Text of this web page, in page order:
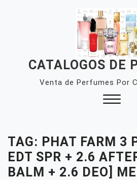
CATALOGOS DE
Venta de Perfumes Por
TAG: PHAT FARM 3
EDT SPR + 2.6
BALM + 2.6 DEO]